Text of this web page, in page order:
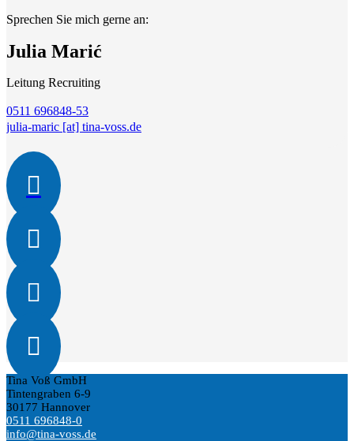
Sprechen Sie mich gerne an:
Julia Marić
Leitung Recruiting
0511 696848-53
julia-maric [at] tina-voss.de




Tina Voß GmbH
Tintengraben 6-9
30177 Hannover
0511 696848-0
info@tina-voss.de